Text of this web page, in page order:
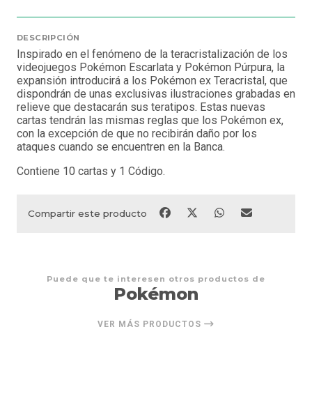
DESCRIPCIÓN
Inspirado en el fenómeno de la teracristalización de los
videojuegos Pokémon Escarlata y Pokémon Púrpura, la
expansión introducirá a los Pokémon ex Teracristal, que
dispondrán de unas exclusivas ilustraciones grabadas en
relieve que destacarán sus teratipos. Estas nuevas
cartas tendrán las mismas reglas que los Pokémon ex,
con la excepción de que no recibirán daño por los
ataques cuando se encuentren en la Banca.
Contiene 10 cartas y 1 Código.
Compartir este producto
Puede que te interesen otros productos de
Pokémon
VER MÁS PRODUCTOS